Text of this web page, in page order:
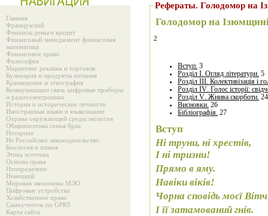
Главная
Французский
Финансы деньги кредит
Финансовый менеджмент финансовая
математика
Финансовое право
Философия
Маркетинг реклама и торговля
Кулинария и продукты питания
Краеведение и этнография
Коммуникации связь цифровые приборы
и радиоэлектроника
История и исторические личности
Иностранные языки и языкознание
Охрана окружающей среды экология
Общениеэтика семья брак
Нотариат
Не Российское законодательство
Биология и химия
Этика эстетика
Основы права
Неопределено
Немецкий
Мировая экономика МЭО
Цифровые устройства
Хозяйственное право
Самоучитель по GPRS
Карта сайта
Рефераты. Голодомор на
Голодомор на
2
Вступ. 3
Розділ І. Огляд літератури. 5
Розділ ІІІ. Колективізація і
Розділ ІV. Голос історії:
Розділ V. Жнива скорботи. 24
Висновки. 26
Бібліографія. 27
Вступ
Ні труни, ні хрестів,
І ні тризни!
Прямо в яму.
Навіки віків!
Чорна сповідь моєї
І її затамований гнів.